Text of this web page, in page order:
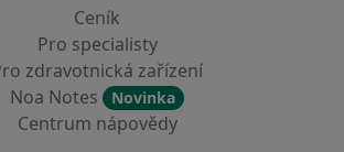
Ceník
Pro specialisty
zdravotnická zařízení
Noa Notes
Novinka
Centrum nápovědy